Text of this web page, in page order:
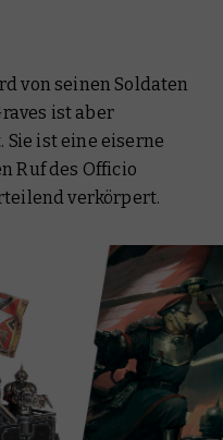
von seinen Soldaten
ist aber
ist eine eiserne
Ruf des Officio
verkörpert.